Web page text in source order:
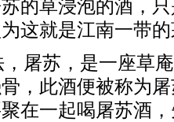
的草浸泡的酒，
这就是江南一带
屠苏，是一座草
，此酒便被称为
在一起喝屠苏酒